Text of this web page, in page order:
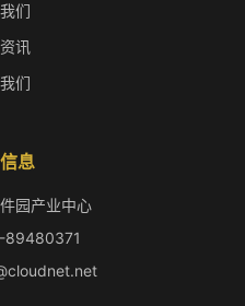
们
讯
们
息
园产业中心
89480371